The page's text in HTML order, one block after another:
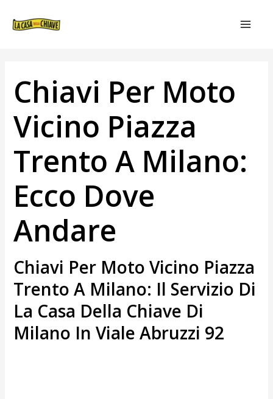
Chiavi Per Moto
Vicino Piazza
Trento A Milano:
Ecco Dove
Andare
Chiavi Per Moto Vicino Piazza
Trento A Milano: Il Servizio Di
La Casa Della Chiave Di
Milano In Viale Abruzzi 92
ARTICOLI